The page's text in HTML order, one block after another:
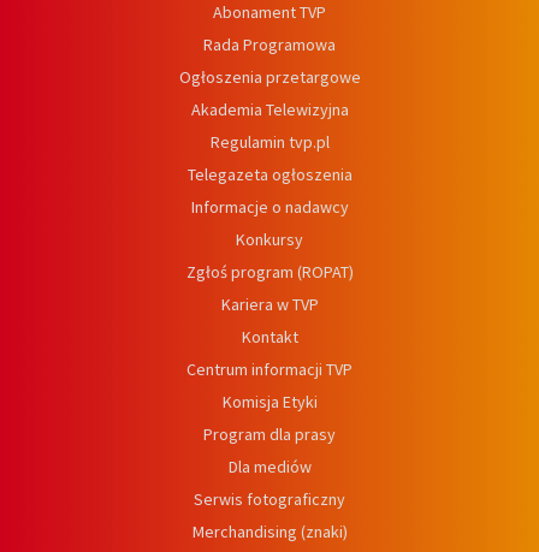
Abonament TVP
Rada Programowa
Ogłoszenia przetargowe
Akademia Telewizyjna
Regulamin tvp.pl
Telegazeta ogłoszenia
Informacje o nadawcy
Konkursy
Zgłoś program (ROPAT)
Kariera w TVP
Kontakt
Centrum informacji TVP
Komisja Etyki
Program dla prasy
Dla mediów
Serwis fotograficzny
Merchandising (znaki)